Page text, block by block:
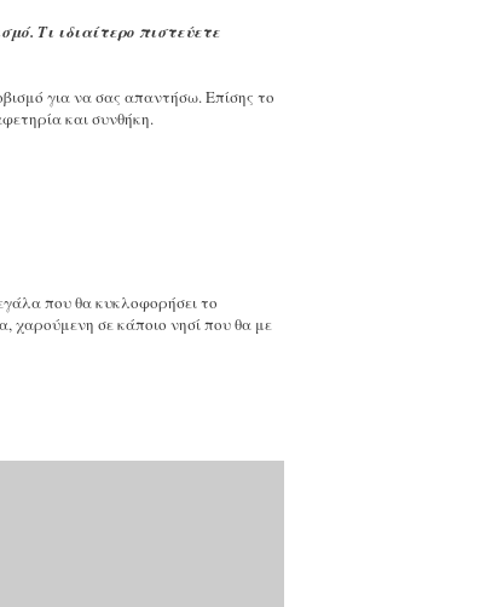
Τι ιδιαίτερο πιστεύετε
για να σας απαντήσω. Επίσης το
και συνθήκη.
που θα κυκλοφορήσει το
χαρούμενη σε κάποιο νησί που θα με